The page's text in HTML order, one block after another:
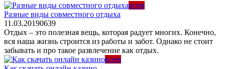
всем
Разные виды совместного отдыха
11.03.20190639
Отдых – это полезная вещь, которая радует многих. Конечно,
вся наша жизнь строится из работы и забот. Однако не стоит
забывать и про такое развлечение как отдых.
всем